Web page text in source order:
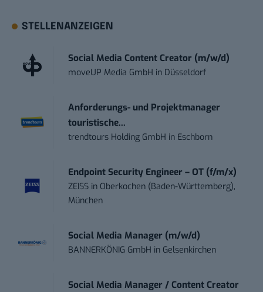
STELLENANZEIGEN
Social Media Content Creator (m/w/d)
moveUP Media GmbH in Düsseldorf
Anforderungs- und Projektmanager
touristische...
trendtours Holding GmbH in Eschborn
Endpoint Security Engineer – OT (f/m/x)
ZEISS in Oberkochen (Baden-Württemberg),
München
Social Media Manager (m/w/d)
BANNERKÖNIG GmbH in Gelsenkirchen
Social Media Manager / Content Creator